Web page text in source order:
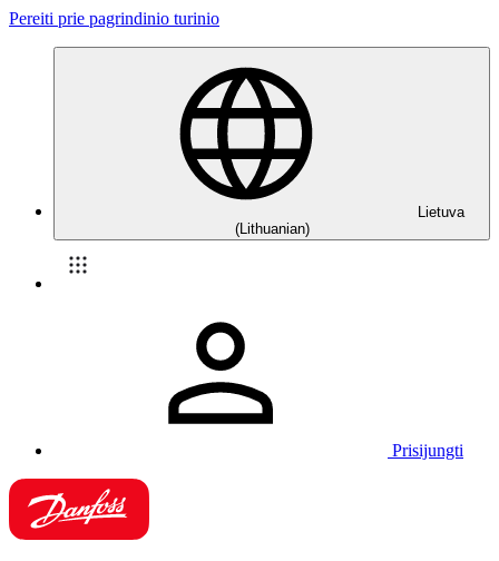
Pereiti prie pagrindinio turinio
Lietuva
(Lithuanian)
Prisijungti